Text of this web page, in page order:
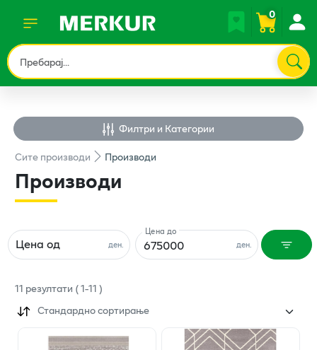
0
Филтри и Категории
Ситепроизводи Производи
Производи
ден.
Цена од ден.
Цена до
11 резултати (1-11)
Стандардно сортирање